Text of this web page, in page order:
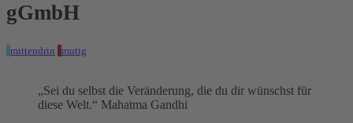
gGmbH
mittendrin mutig
„Sei du selbst die Veränderung, die du dir wünschst für
diese Welt.“ Mahatma Gandhi